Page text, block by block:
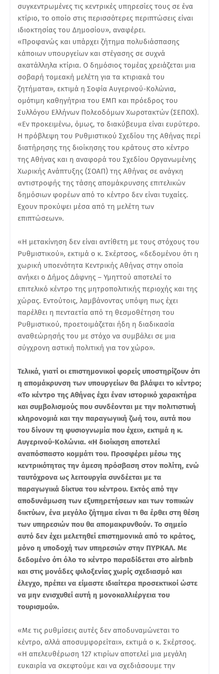
συγκεντρωμένες τις κεντρικές υπηρεσίες τους σε ένα
κτίριο, το οποίο στις περισσότερες περιπτώσεις είναι
ιδιοκτησίας του Δημοσίου», αναφέρει.
«Προφανώς και υπάρχει ζήτημα πολυδιάσπασης
κάποιων υπουργείων και στέγασης σε συχνά
ακατάλληλα κτίρια. Ο δημόσιος τομέας χρειάζεται μια
σοβαρή τομεακή μελέτη για τα κτιριακά του
ζητήματα», εκτιμά η Σοφία Αυγερινού-Κολώνια,
ομότιμη καθηγήτρια του ΕΜΠ και πρόεδρος του
Συλλόγου Ελλήνων Πολεοδόμων Χωροτακτών (ΣΕΠΟΧ).
«Εν προκειμένω, όμως, το διακύβευμα είναι ευρύτερο.
Η πρόβλεψη του Ρυθμιστικού Σχεδίου της Αθήνας περί
διατήρησης της διοίκησης του κράτους στο κέντρο
της Αθήνας και η αναφορά του Σχεδίου Οργανωμένης
Χωρικής Ανάπτυξης (ΣΟΑΠ) της Αθήνας σε ανάγκη
αντιστροφής της τάσης απομάκρυνσης επιτελικών
δημόσιων φορέων από το κέντρο δεν είναι τυχαίες.
Εχουν προκύψει μέσα από τη μελέτη των
επιπτώσεων».
«Η μετακίνηση δεν είναι αντίθετη με τους στόχους του
Ρυθμιστικού», εκτιμά ο κ. Σκέρτσος, «δεδομένου ότι η
χωρική υποενότητα Κεντρικής Αθήνας στην οποία
ανήκει ο Δήμος Δάφνης – Υμηττού αποτελεί το
επιτελικό κέντρο της μητροπολιτικής περιοχής και της
χώρας. Εντούτοις, λαμβάνοντας υπόψη πως έχει
παρέλθει η πενταετία από τη θεσμοθέτηση του
Ρυθμιστικού, προετοιμάζεται ήδη η διαδικασία
αναθεώρησής του με στόχο να συμβάλει σε μια
σύγχρονη αστική πολιτική για τον χώρο».
Τελικά, γιατί οι επιστημονικοί φορείς υποστηρίζουν ότι
η απομάκρυνση των υπουργείων θα βλάψει το κέντρο;
«Το κέντρο της Αθήνας έχει έναν ιστορικό χαρακτήρα
και συμβολισμούς που συνδέονται με την πολιτιστική
κληρονομιά και την παραγωγική ζωή του, αυτά που
του δίνουν τη φυσιογνωμία που έχει», εκτιμά η κ.
Αυγερινού-Κολώνια. «Η διοίκηση αποτελεί
αναπόσπαστο κομμάτι του. Προσφέρει μέσω της
κεντρικότητας την άμεση πρόσβαση στον πολίτη, ενώ
ταυτόχρονα ως λειτουργία συνδέεται με τα
παραγωγικά δίκτυα του κέντρου. Εκτός από την
αποδυνάμωση των εξυπηρετήσεων και των τοπικών
δικτύων, ένα μεγάλο ζήτημα είναι τι θα έρθει στη θέση
των υπηρεσιών που θα απομακρυνθούν. Το σημείο
αυτό δεν έχει μελετηθεί επιστημονικά από το κράτος,
μόνο η υποδοχή των υπηρεσιών στην ΠΥΡΚΑΛ. Με
δεδομένο ότι όλο το κέντρο παραδίδεται στο airbnb
και στις μονάδες φιλοξενίας χωρίς σχεδιασμό και
έλεγχο, πρέπει να είμαστε ιδιαίτερα προσεκτικοί ώστε
να μην ενισχυθεί αυτή η μονοκαλλιέργεια του
τουρισμού».
«Με τις ρυθμίσεις αυτές δεν αποδυναμώνεται το
κέντρο, αλλά αποσυμφορείται», εκτιμά ο κ. Σκέρτσος.
«Η απελευθέρωση 127 κτιρίων αποτελεί μια μεγάλη
ευκαιρία να σκεφτούμε και να σχεδιάσουμε την